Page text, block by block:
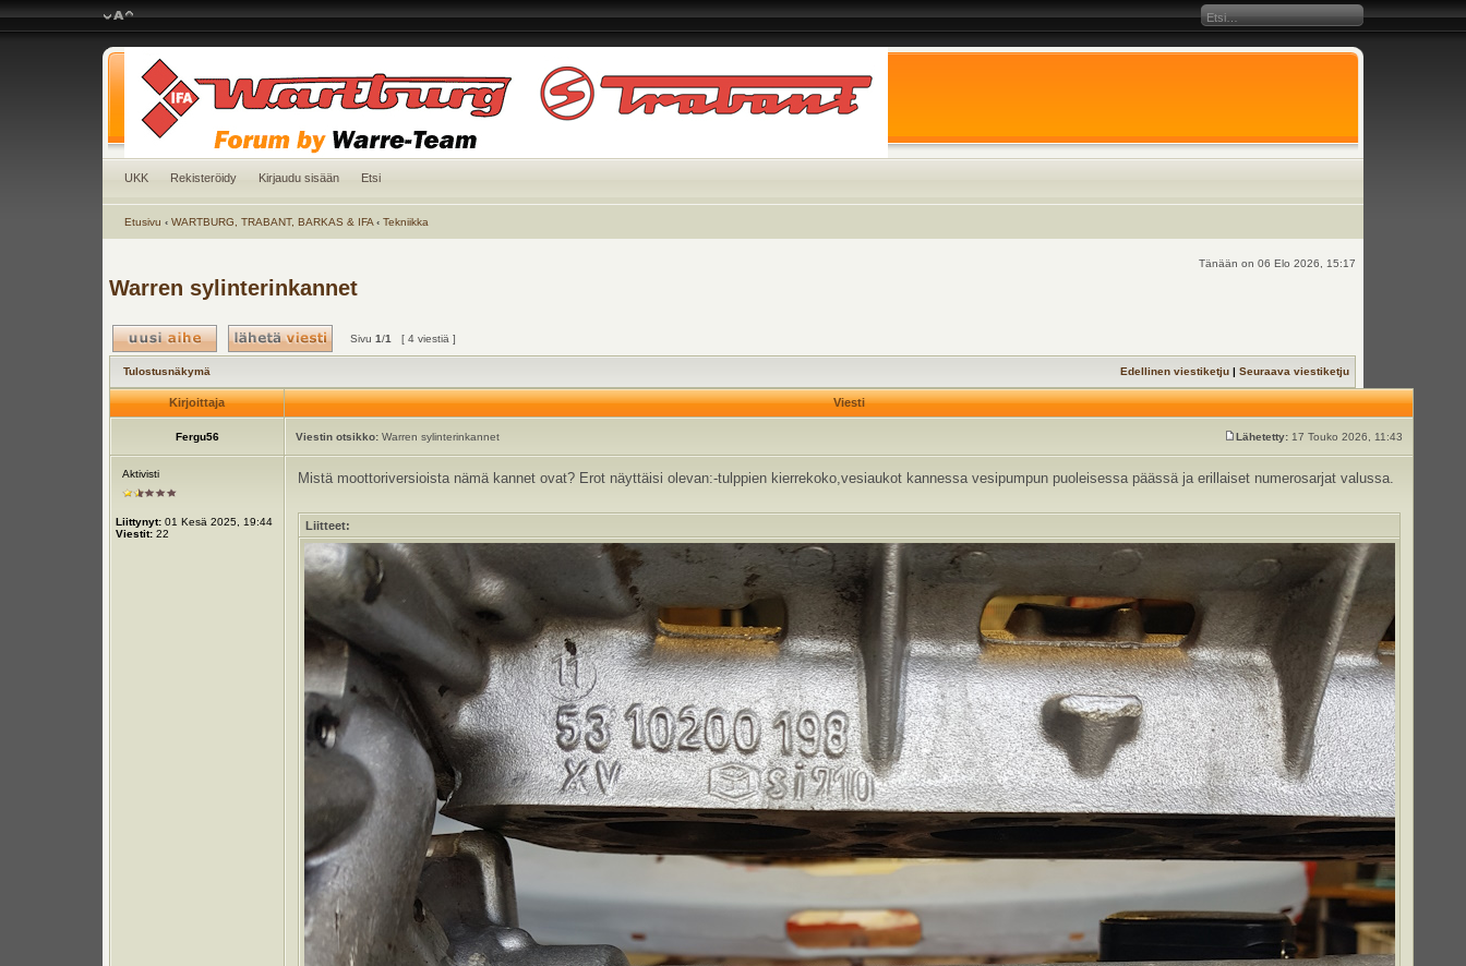
UKK Rekisteröidy Kirjaudu sisään Etsi
Etusivu ‹ WARTBURG, TRABANT, BARKAS & IFA ‹ Tekniikka
Tänään on 06 Elo 2026, 15:17
Warren sylinterinkannet
Sivu1/1 [ 4 viestiä ]
Tulostusnäkymä Edellinen viestiketju |Seuraava viestiketju
Kirjoittaja Viesti
Fergu56 Viestin otsikko: Warren sylinterinkannet Lähetetty: 17 Touko 2026, 11:43
Aktivisti
Liittynyt: 01 Kesä 2025, 19:44
Viestit: 22
Mistä moottoriversioista nämä kannet ovat? Erot näyttäisi olevan:-tulppien kierrekoko,vesiaukot kannessa vesipumpun puoleisessa päässä ja erillaiset numerosarjat valussa.
Liitteet: